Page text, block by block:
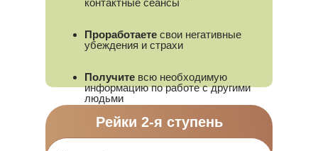
контактные сеансы
Проработаете свои негативные
убеждения и страхи
Получите всю необходимую
информацию по работе с другими
людьми
Сможетеочищать и заряжать
пространство, в котором живете
Рейки 2-я ступень